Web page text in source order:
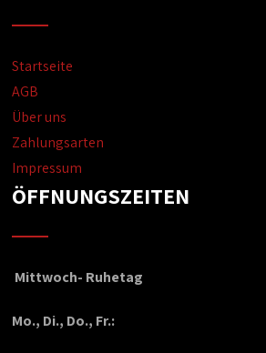
Startseite
AGB
Über uns
Zahlungsarten
Impressum
ÖFFNUNGSZEITEN
Mittwoch- Ruhetag
Mo., Di., Do., Fr.: